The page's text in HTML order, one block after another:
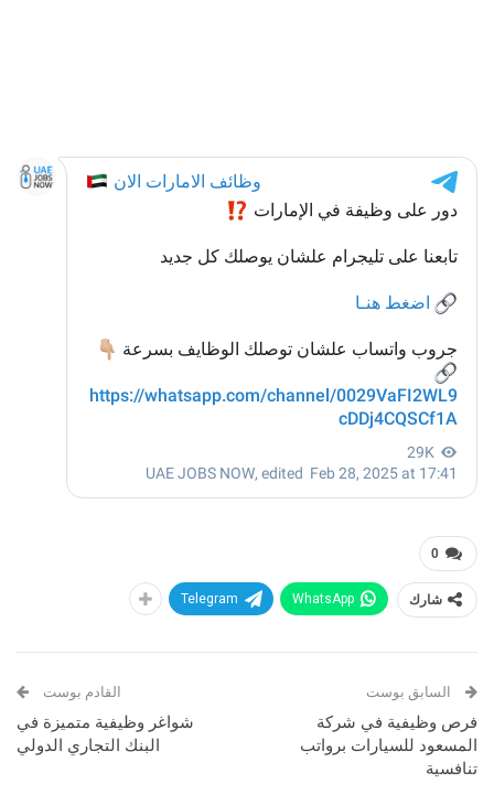
0
شارك WhatsApp
Telegram
السابق بوست
فرص وظيفية في شركة
المسعود للسيارات برواتب
تنافسية
القادم بوست
شواغر وظيفية متميزة في
البنك التجاري الدولي